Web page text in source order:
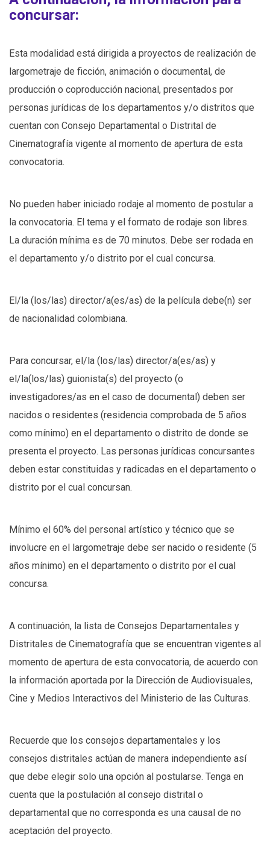
concursar:
Esta modalidad está dirigida a proyectos de realización de
largometraje de ficción, animación o documental, de
producción o coproducción nacional, presentados por
personas jurídicas de los departamentos y/o distritos que
cuentan con Consejo Departamental o Distrital de
Cinematografía vigente al momento de apertura de esta
convocatoria.
No pueden haber iniciado rodaje al momento de postular a
la convocatoria. El tema y el formato de rodaje son libres.
La duración mínima es de 70 minutos. Debe ser rodada en
el departamento y/o distrito por el cual concursa.
El/la (los/las) director/a(es/as) de la película debe(n) ser
de nacionalidad colombiana.
Para concursar, el/la (los/las) director/a(es/as) y
el/la(los/las) guionista(s) del proyecto (o
investigadores/as en el caso de documental) deben ser
nacidos o residentes (residencia comprobada de 5 años
como mínimo) en el departamento o distrito de donde se
presenta el proyecto. Las personas jurídicas concursantes
deben estar constituidas y radicadas en el departamento o
distrito por el cual concursan.
Mínimo el 60% del personal artístico y técnico que se
involucre en el largometraje debe ser nacido o residente (5
años mínimo) en el departamento o distrito por el cual
concursa.
A continuación, la lista de Consejos Departamentales y
Distritales de Cinematografía que se encuentran vigentes al
momento de apertura de esta convocatoria, de acuerdo con
la información aportada por la Dirección de Audiovisuales,
Cine y Medios Interactivos del Ministerio de las Culturas.
Recuerde que los consejos departamentales y los
consejos distritales actúan de manera independiente así
que debe elegir solo una opción al postularse. Tenga en
cuenta que la postulación al consejo distrital o
departamental que no corresponda es una causal de no
aceptación del proyecto.